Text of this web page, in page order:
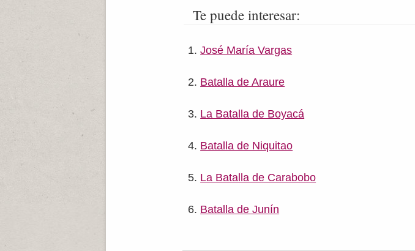
Te puede interesar:
José María Vargas
Batalla de Araure
La Batalla de Boyacá
Batalla de Niquitao
La Batalla de Carabobo
Batalla de Junín